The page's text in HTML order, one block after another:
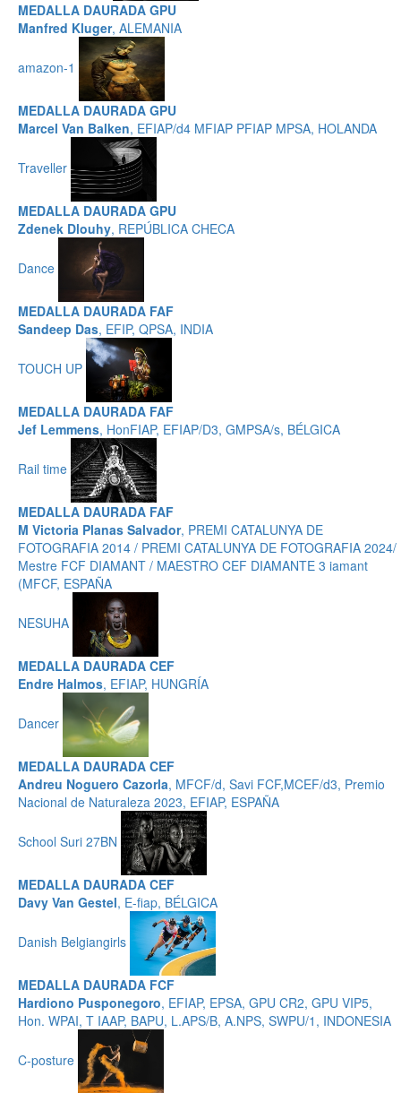
MEDALLA DAURADA GPU
Manfred Kluger, ALEMANIA
amazon-1
MEDALLA DAURADA GPU
Marcel Van Balken, EFIAP/d4 MFIAP PFIAP MPSA, HOLANDA
Traveller
MEDALLA DAURADA GPU
Zdenek Dlouhy, REPÚBLICA CHECA
Dance
MEDALLA DAURADA FAF
Sandeep Das, EFIP, QPSA, INDIA
TOUCH UP
MEDALLA DAURADA FAF
Jef Lemmens, HonFIAP, EFIAP/D3, GMPSA/s, BÉLGICA
Rail time
MEDALLA DAURADA FAF
M Victoria Planas Salvador, PREMI CATALUNYA DE
FOTOGRAFIA 2014 / PREMI CATALUNYA DE FOTOGRAFIA 2024/
Mestre FCF DIAMANT / MAESTRO CEF DIAMANTE 3 iamant
(MFCF, ESPAÑA
NESUHA
MEDALLA DAURADA CEF
Endre Halmos, EFIAP, HUNGRÍA
Dancer
MEDALLA DAURADA CEF
Andreu Noguero Cazorla, MFCF/d, Savi FCF,MCEF/d3, Premio
Nacional de Naturaleza 2023, EFIAP, ESPAÑA
School Suri 27BN
MEDALLA DAURADA CEF
Davy Van Gestel, E-fiap, BÉLGICA
Danish Belgiangirls
MEDALLA DAURADA FCF
Hardiono Pusponegoro, EFIAP, EPSA, GPU CR2, GPU VIP5,
Hon. WPAI, T IAAP, BAPU, L.APS/B, A.NPS, SWPU/1, INDONESIA
C-posture